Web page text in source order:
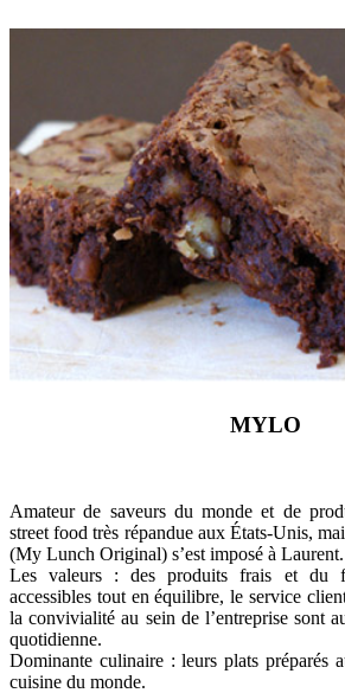
MYLO
Amateur de saveurs du monde et de
street food très répandue aux États-Unis,
(My Lunch Original) s’est imposé à Laurent.
Les valeurs : des produits frais et du
accessibles tout en équilibre, le service
la convivialité au sein de l’entreprise sont
quotidienne.
Dominante culinaire : leurs plats préparés
cuisine du monde.